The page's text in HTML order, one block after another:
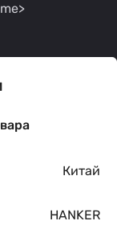
Китай
HANKER